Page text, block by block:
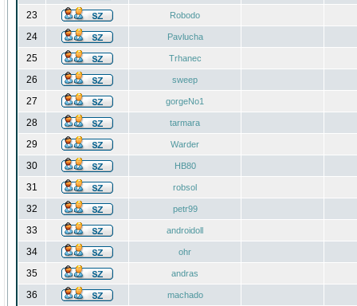
23 Robodo
24 Pavlucha
25 Trhanec
26 sweep
27 gorgeNo1
28 tarmara
29 Warder
30 HB80
31 robsol
32 petr99
33 androidoll
34 ohr
35 andras
36 machado